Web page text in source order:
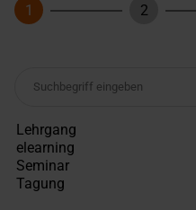
Schritt
1
Schritt
2